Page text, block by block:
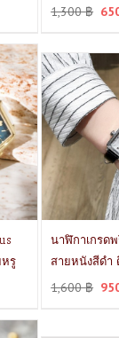
1,300฿
รู
นาฬิกาเกรด
สายหนังสีดำ
1,600฿